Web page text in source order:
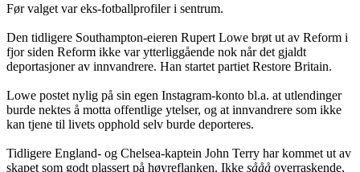
Før valget var eks-fotballprofiler i sentrum.
Den tidligere Southampton-eieren Rupert Lowe brøt ut av Reform i
fjor siden Reform ikke var ytterliggående nok når det gjaldt
deportasjoner av innvandrere. Han startet partiet Restore Britain.
Lowe postet nylig på sin egen Instagram-konto bl.a. at utlendinger
burde nektes å motta offentlige ytelser, og at innvandrere som ikke
kan tjene til livets opphold selv burde deporteres.
Tidligere England- og Chelsea-kaptein John Terry har kommet ut av
skapet som godt plassert på høyreflanken. Ikke sååå overraskende,